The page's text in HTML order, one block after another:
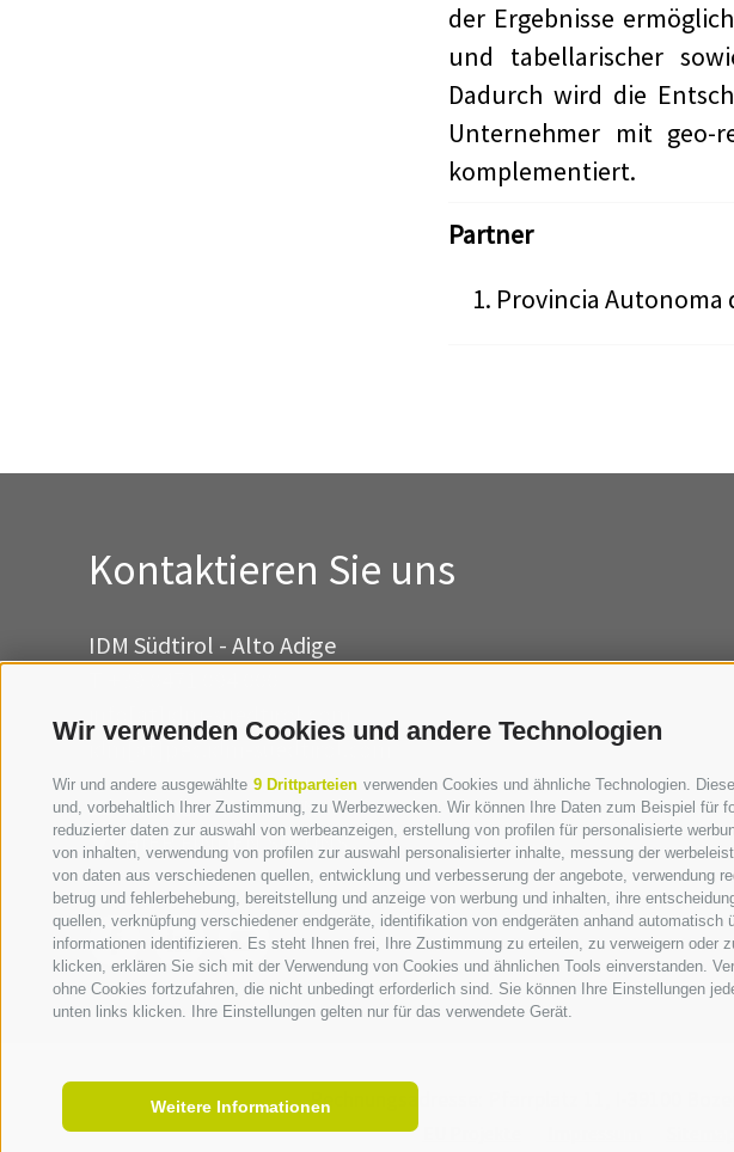
Wir verwenden Cookies und andere Technologien
Wir und andere ausgewählte 9 Drittparteien verwenden Cookies und ähnliche Technologien.
und, vorbehaltlich Ihrer Zustimmung, zu Werbezwecken. Wir können Ihre Daten zum Beispiel
reduzierter daten zur auswahl von werbeanzeigen, erstellung von profilen für personalisierte
von inhalten, verwendung von profilen zur auswahl personalisierter inhalte, messung der
von daten aus verschiedenen quellen, entwicklung und verbesserung der angebote,
betrug und fehlerbehebung, bereitstellung und anzeige von werbung und inhalten, ihre
quellen, verknüpfung verschiedener endgeräte, identifikation von endgeräten anhand
informationen identifizieren. Es steht Ihnen frei, Ihre Zustimmung zu erteilen, zu verweigern
klicken, erklären Sie sich mit der Verwendung von Cookies und ähnlichen Tools einverstanden.
ohne Cookies fortzufahren, die nicht unbedingt erforderlich sind. Sie können Ihre Einstellungen
unten links klicken. Ihre Einstellungen gelten nur für das verwendete Gerät.
Weitere Informationen
der Ergebnisse
und tabellarischer
Dadurch wird die
Unternehmer mit geo-
komplementiert.
Partner
Provincia Autonoma
Kontaktieren Sie uns
IDM Südtirol - Alto Adige
info[at]idm-suedtirol.com
idm[at]pec.idm-suedtirol.com
SCHREIBEN SIE UNS!
HIER FINDEN SIE UNS
Rechnungsadresse: